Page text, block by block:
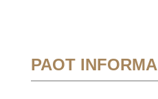
PAOT INFORMA